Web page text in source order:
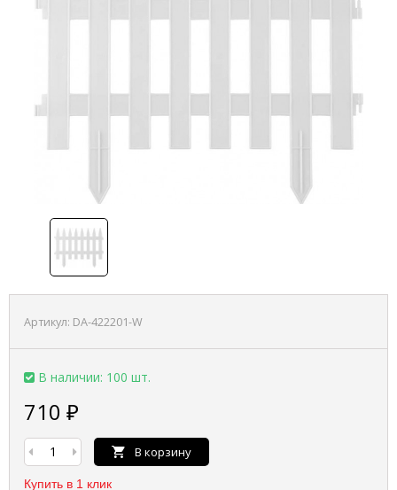
Артикул: DA-422201-W
В наличии: 100 шт.
710 ₽
В корзину
Купить в 1 клик